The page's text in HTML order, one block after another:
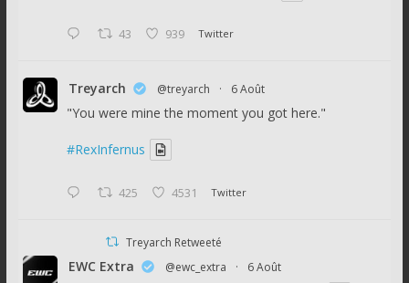
43 939 Twitter
Treyarch @treyarch · 6 Août
"You were mine the moment you got here."
#RexInfernus
425 4531 Twitter
Treyarch Retweeté
EWC Extra @ewc_extra · 6 Août